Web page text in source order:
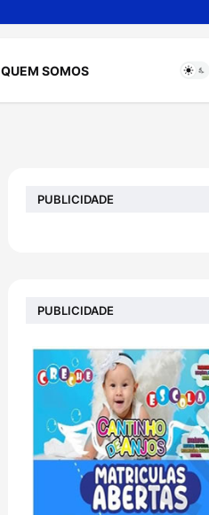
QUEM SOMOS
PUBLICIDADE
PUBLICIDADE